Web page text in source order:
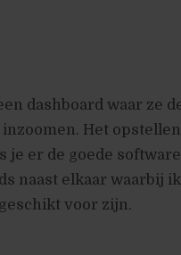
dashboard waar ze
Het opstellen
je er de goede
naast elkaar waarbij
voor zijn.